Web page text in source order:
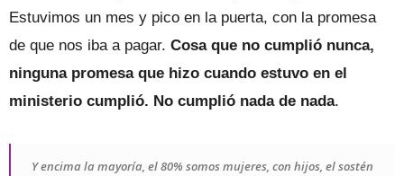
Estuvimos un mes y pico en la puerta, con la promesa
de que nos iba a pagar. Cosa que no cumplió nunca,
ninguna promesa que hizo cuando estuvo en el
ministerio cumplió. No cumplió nada de nada.
Y encima la mayoría, el 80% somos mujeres, con hijos, el sostén